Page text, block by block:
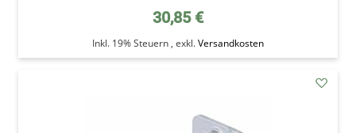
30,85 €
Inkl. 19% Steuern , exkl.Versandkosten